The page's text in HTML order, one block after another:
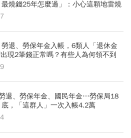
燒錢25年怎麼過」：小心這顆地雷燒
退、勞保年金入帳，6類人「退休金
現2筆錢正常嗎？有些人為何領不到
退、勞保年金、國民年金…勞保局18
，「這群人」一次入帳4.2萬